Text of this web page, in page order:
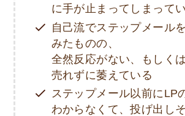
に手が止まってしまって
自己流でステップメール
みたものの、
全然反応がない、もしく
売れずに萎えている
ステップメール以前にLP
わからなくて、投げ出し